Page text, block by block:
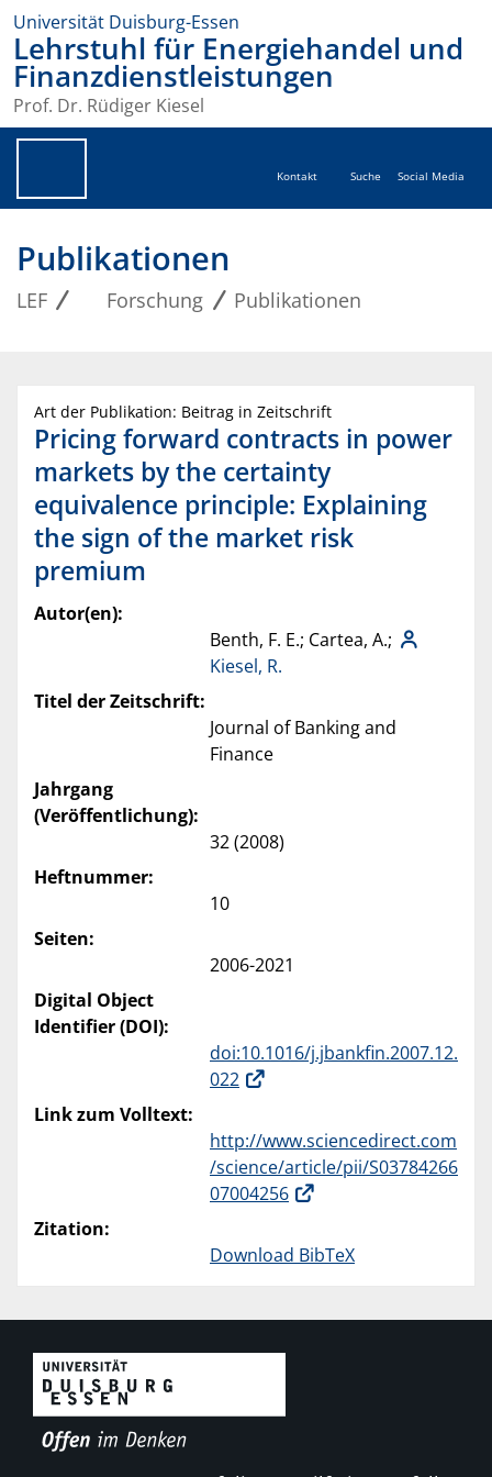
Universität Duisburg-Essen
Lehrstuhl für Energiehandel und
Finanzdienstleistungen
Prof. Dr. Rüdiger Kiesel
Kontakt Suche Social Media
Publikationen
LEF Forschung Publikationen
Art der Publikation: Beitrag in Zeitschrift
Pricing forward contracts in power
markets by the certainty
equivalence principle: Explaining
the sign of the market risk
premium
Autor(en):
Benth, F. E.; Cartea, A.;
Kiesel, R.
Titel der Zeitschrift:
Journal of Banking and
Finance
Jahrgang
(Veröffentlichung):
32 (2008)
Heftnummer:
10
Seiten:
2006-2021
Digital Object
Identifier (DOI):
doi:10.1016/j.jbankfin.2007.12.
022
Link zum Volltext:
http://www.sciencedirect.com
/science/article/pii/S03784266
07004256
Zitation:
Download BibTeX